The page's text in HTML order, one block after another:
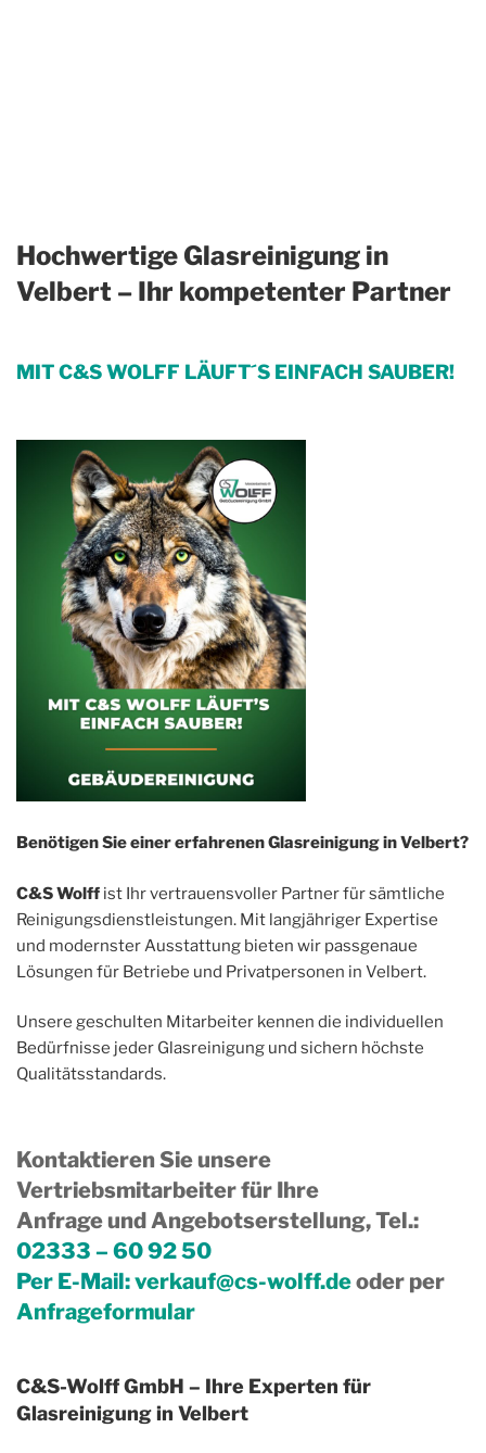
Hochwertige Glasreinigung in
Velbert – Ihr kompetenter Partner
MIT C&S WOLFF LÄUFT´S EINFACH SAUBER!
Benötigen Sie einer erfahrenen Glasreinigung in Velbert?
C&S Wolff ist Ihr vertrauensvoller Partner für sämtliche
Reinigungsdienstleistungen. Mit langjähriger Expertise
und modernster Ausstattung bieten wir passgenaue
Lösungen für Betriebe und Privatpersonen in Velbert.
Unsere geschulten Mitarbeiter kennen die individuellen
Bedürfnisse jeder Glasreinigung und sichern höchste
Qualitätsstandards.
Kontaktieren Sie unsere
Vertriebsmitarbeiter für Ihre
Anfrage und Angebotserstellung, Tel.:
02333 – 60 92 50
Per E-Mail:verkauf@cs-wolff.deoder per
Anfrageformular
C&S-Wolff GmbH – Ihre Experten für
Glasreinigung in Velbert